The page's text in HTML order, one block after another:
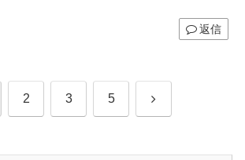
返信
2 3 5 次